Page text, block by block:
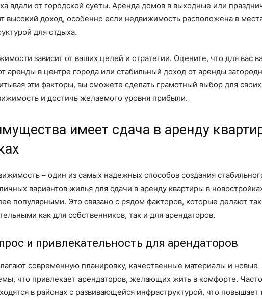
вдали от городской суеты. Аренда домов в выходные или
высокий доход, особенно если недвижимость расположена в
для отдыха.
зависит от ваших целей и стратегии. Оцените, что для вас
аренды в центре города или стабильный доход от аренды
эти факторы, вы сможете сделать грамотный выбор для своих
и достичь желаемого уровня прибыли.
имеет сдача в аренду
– один из самых надежных способов создания
вариантов жилья для сдачи в аренду квартиры в
популярными. Это связано с рядом факторов, которые делают
как для собственников, так и для арендаторов.
и привлекательность для арендаторов
современную планировку, качественные материалы и новые
что привлекает арендаторов, желающих жить в комфорте. Часто
в районах с развивающейся инфраструктурой, что повышает